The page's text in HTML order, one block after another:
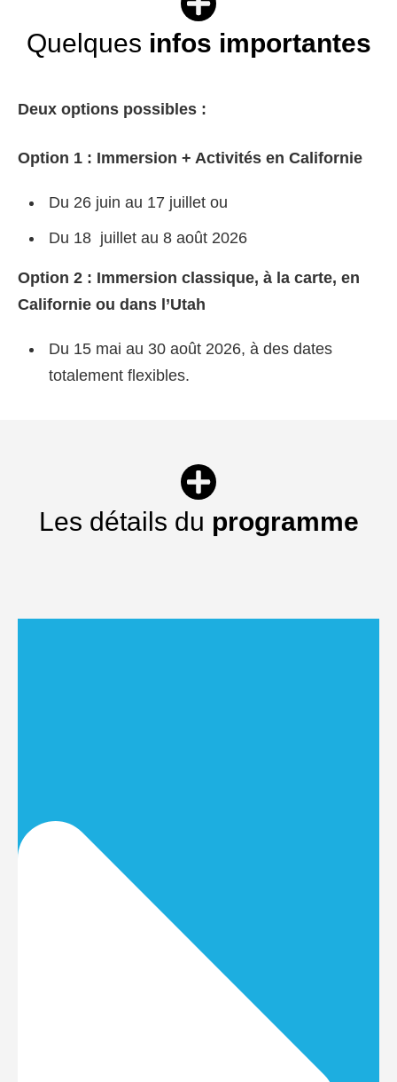
Quelques infos importantes
Deux options possibles :
Option 1 : Immersion + Activités en Californie
Du 26 juin au 17 juillet ou
Du 18 juillet au 8 août 2026
Option 2 : Immersion classique, à la carte, en
Californie ou dans l’Utah
Du 15 mai au 30 août 2026, à des dates
totalement flexibles.
Les détails du programme